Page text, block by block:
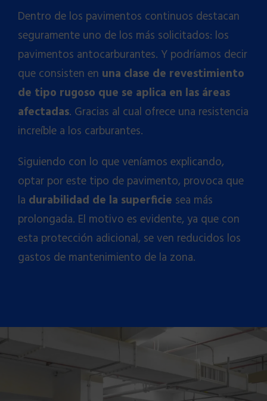
Dentro de los pavimentos continuos destacan
seguramente uno de los más solicitados: los
pavimentos antocarburantes. Y podríamos decir
que consisten en una clase de revestimiento
de tipo rugoso que se aplica en las áreas
afectadas. Gracias al cual ofrece una resistencia
increíble a los carburantes.
Siguiendo con lo que veníamos explicando,
optar por este tipo de pavimento, provoca que
la durabilidad de la superficie sea más
prolongada. El motivo es evidente, ya que con
esta protección adicional, se ven reducidos los
gastos de mantenimiento de la zona.